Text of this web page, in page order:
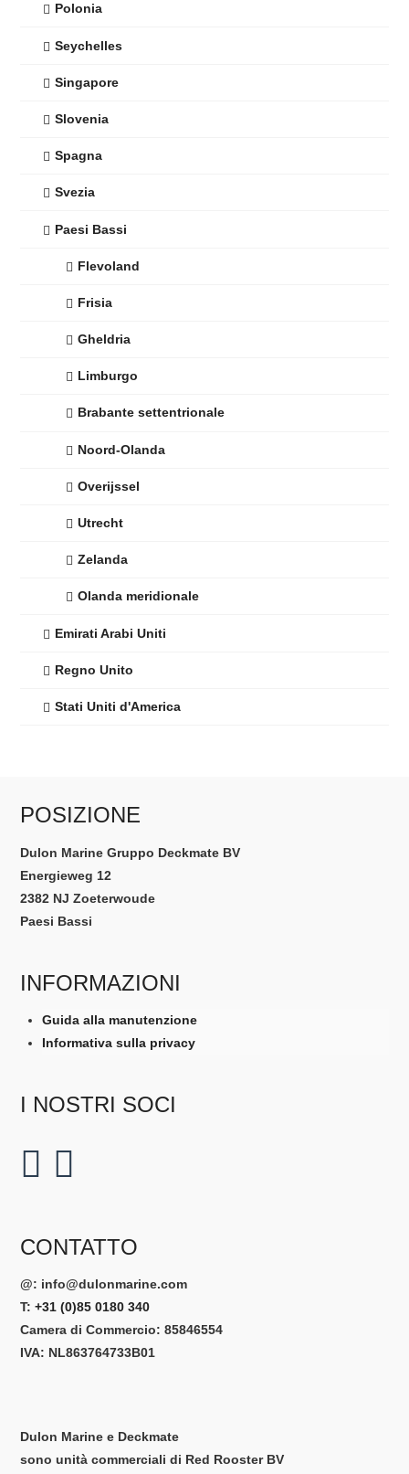
Polonia
Seychelles
Singapore
Slovenia
Spagna
Svezia
Paesi Bassi
Flevoland
Frisia
Gheldria
Limburgo
Brabante settentrionale
Noord-Olanda
Overijssel
Utrecht
Zelanda
Olanda meridionale
Emirati Arabi Uniti
Regno Unito
Stati Uniti d'America
POSIZIONE
Dulon Marine Gruppo Deckmate BV
Energieweg 12
2382 NJ Zoeterwoude
Paesi Bassi
INFORMAZIONI
Guida alla manutenzione
Informativa sulla privacy
I NOSTRI SOCI
CONTATTO
@: info@dulonmarine.com
T: +31 (0)85 0180 340
Camera di Commercio: 85846554
IVA: NL863764733B01
Dulon Marine e Deckmate
sono unità commerciali di Red Rooster BV